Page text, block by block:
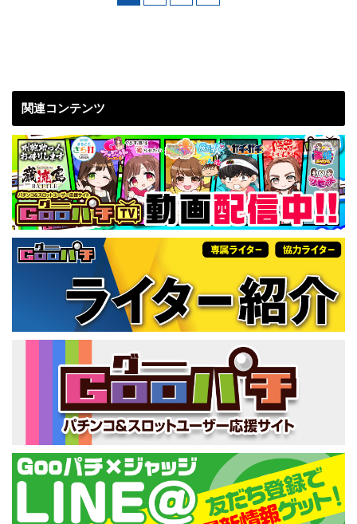
関連コンテンツ